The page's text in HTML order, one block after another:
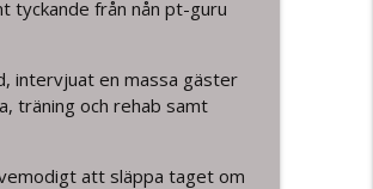
2
1
tyckande från nån pt-guru
intervjuat en massa gäster
träning och rehab samt
att släppa taget om